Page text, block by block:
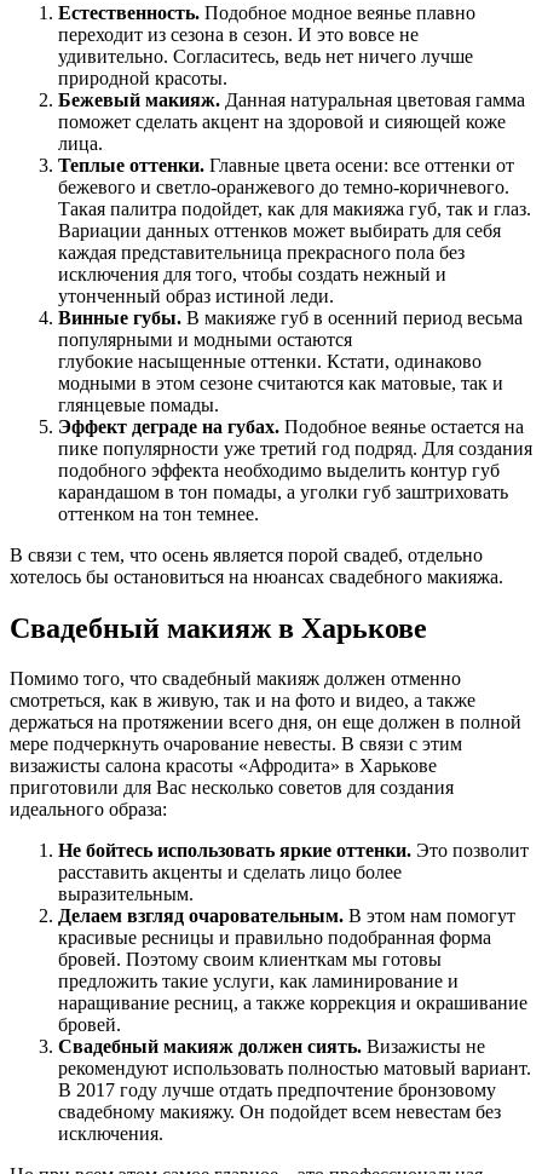
Естественность. Подобное модное веянье плавно
переходит из сезона в сезон. И это вовсе не
удивительно. Согласитесь, ведь нет ничего лучше
природной красоты.
Бежевый макияж. Данная натуральная цветовая гамма
поможет сделать акцент на здоровой и сияющей коже
лица.
Теплые оттенки. Главные цвета осени: все оттенки от
бежевого и светло-оранжевого до темно-коричневого.
Такая палитра подойдет, как для макияжа губ, так и глаз.
Вариации данных оттенков может выбирать для себя
каждая представительница прекрасного пола без
исключения для того, чтобы создать нежный и
утонченный образ истиной леди.
Винные губы. В макияже губ в осенний период весьма
популярными и модными остаются
глубокие насыщенные оттенки. Кстати, одинаково
модными в этом сезоне считаются как матовые, так и
глянцевые помады.
Эффект деграде на губах. Подобное веянье остается на
пике популярности уже третий год подряд. Для создания
подобного эффекта необходимо выделить контур губ
карандашом в тон помады, а уголки губ заштриховать
оттенком на тон темнее.
В связи с тем, что осень является порой свадеб, отдельно
хотелось бы остановиться на нюансах свадебного макияжа.
Свадебный макияж в Харькове
Помимо того, что свадебный макияж должен отменно
смотреться, как в живую, так и на фото и видео, а также
держаться на протяжении всего дня, он еще должен в полной
мере подчеркнуть очарование невесты. В связи с этим
визажисты салона красоты «Афродита» в Харькове
приготовили для Вас несколько советов для создания
идеального образа:
Не бойтесь использовать яркие оттенки. Это позволит
расставить акценты и сделать лицо более
выразительным.
Делаем взгляд очаровательным. В этом нам помогут
красивые ресницы и правильно подобранная форма
бровей. Поэтому своим клиенткам мы готовы
предложить такие услуги, как ламинирование и
наращивание ресниц, а также коррекция и окрашивание
бровей.
Свадебный макияж должен сиять. Визажисты не
рекомендуют использовать полностью матовый вариант.
В 2017 году лучше отдать предпочтение бронзовому
свадебному макияжу. Он подойдет всем невестам без
исключения.